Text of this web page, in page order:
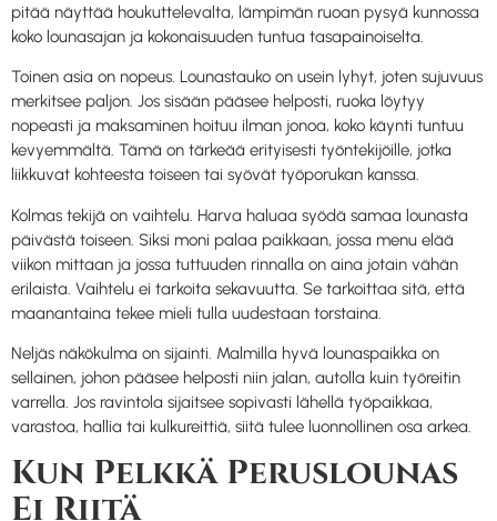
pitää näyttää houkuttelevalta, lämpimän ruoan pysyä kunnossa
koko lounasajan ja kokonaisuuden tuntua tasapainoiselta.
Toinen asia on nopeus. Lounastauko on usein lyhyt, joten sujuvuus
merkitsee paljon. Jos sisään pääsee helposti, ruoka löytyy
nopeasti ja maksaminen hoituu ilman jonoa, koko käynti tuntuu
kevyemmältä. Tämä on tärkeää erityisesti työntekijöille, jotka
liikkuvat kohteesta toiseen tai syövät työporukan kanssa.
Kolmas tekijä on vaihtelu. Harva haluaa syödä samaa lounasta
päivästä toiseen. Siksi moni palaa paikkaan, jossa menu elää
viikon mittaan ja jossa tuttuuden rinnalla on aina jotain vähän
erilaista. Vaihtelu ei tarkoita sekavuutta. Se tarkoittaa sitä, että
maanantaina tekee mieli tulla uudestaan torstaina.
Neljäs näkökulma on sijainti. Malmilla hyvä lounaspaikka on
sellainen, johon pääsee helposti niin jalan, autolla kuin työreitin
varrella. Jos ravintola sijaitsee sopivasti lähellä työpaikkaa,
varastoa, hallia tai kulkureittiä, siitä tulee luonnollinen osa arkea.
Kun Pelkkä Peruslounas
Ei Riitä